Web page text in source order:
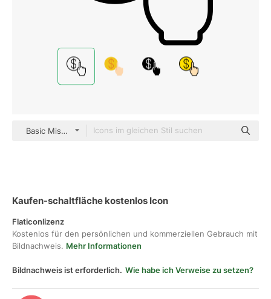
Basic Miscellany Lineal
Kaufen-schaltfläche kostenlos Icon
Flaticonlizenz
Kostenlos für den persönlichen und kommerziellen Gebrauch mit
Bildnachweis. Mehr Informationen
Bildnachweis ist erforderlich. Wie habe ich Verweise zu setzen?